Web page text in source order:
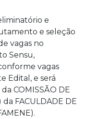
e
e seleção
vagas no
Sensu,
vagas
Edital, e será
COMISSÃO DE
da FACULDADE DE